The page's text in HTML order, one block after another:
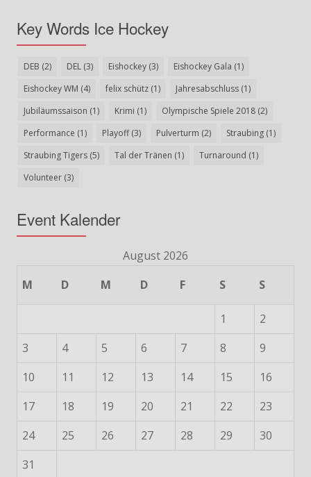
Key Words Ice Hockey
DEB (2) DEL (3) Eishockey (3) Eishockey Gala (1)
Eishockey WM (4) felix schütz (1) Jahresabschluss (1)
Jubiläumssaison (1) Krimi (1) Olympische Spiele 2018 (2)
Performance (1) Playoff(3) Pulverturm (2) Straubing (1)
Straubing Tigers (5) Tal der Tränen (1) Turnaround (1)
Volunteer (3)
Event Kalender
August 2026
M
D M D F S S
1
2
3
4 5 6 7 8
9
10
11 12 13 14 15
16
17
18 19 20 21 22
23
24
25 26 27 28 29
30
31